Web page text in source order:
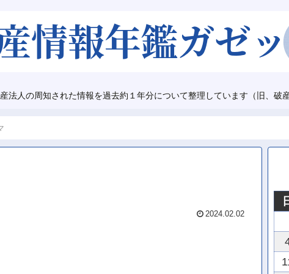
法人の周知された情報を過去約１年分について整理しています（旧、破
2024.02.02